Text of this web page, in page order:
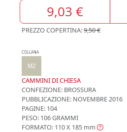
9,03 €
PREZZO COPERTINA:9,50 €
COLLANA
M2
CAMMINI DI CHIESA
CONFEZIONE: BROSSURA
PUBBLICAZIONE: NOVEMBRE 2016
PAGINE: 104
PESO: 106 GRAMMI
FORMATO: 110 X 185 mm